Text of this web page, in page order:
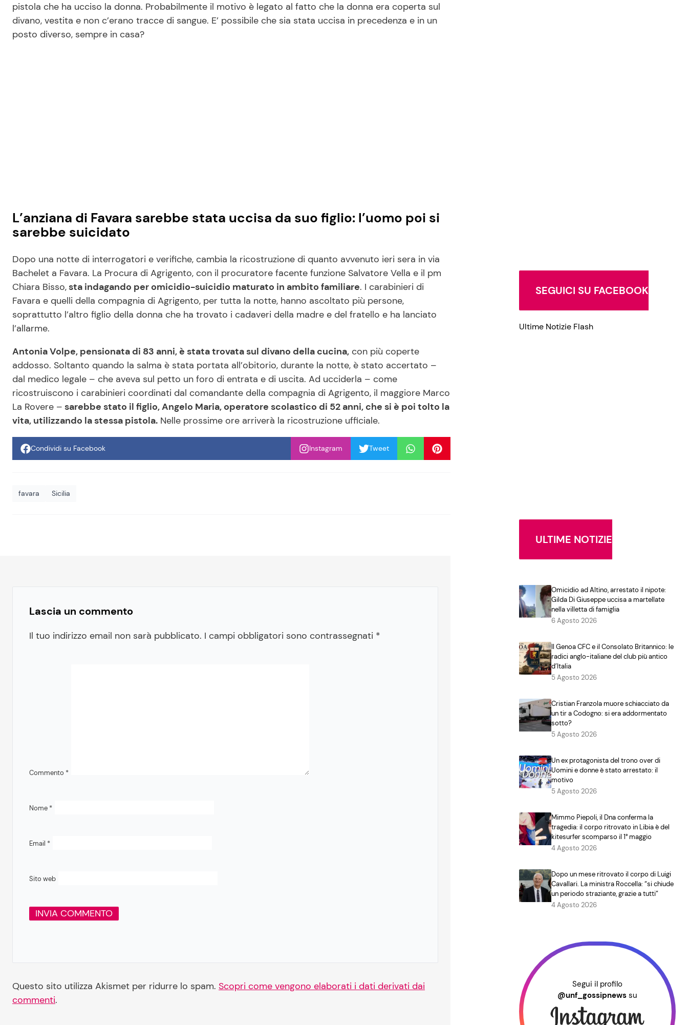
pistola che ha ucciso la donna. Probabilmente il motivo è legato al fatto che la donna era coperta sul
divano, vestita e non c’erano tracce di sangue. E’ possibile che sia stata uccisa in precedenza e in un
posto diverso, sempre in casa?
L’anziana di Favara sarebbe stata uccisa da suo figlio: l’uomo poi si
sarebbe suicidato
Dopo una notte di interrogatori e verifiche, cambia la ricostruzione di quanto avvenuto ieri sera in via
Bachelet a Favara. La Procura di Agrigento, con il procuratore facente funzione Salvatore Vella e il pm
Chiara Bisso,sta indagando per omicidio-suicidio maturato in ambito familiare. I carabinieri di
Favara e quelli della compagnia di Agrigento, per tutta la notte, hanno ascoltato più persone,
soprattutto l’altro figlio della donna che ha trovato i cadaveri della madre e del fratello e ha lanciato
l’allarme.
Antonia Volpe, pensionata di 83 anni, è stata trovata sul divano della cucina, con più coperte
addosso. Soltanto quando la salma è stata portata all’obitorio, durante la notte, è stato accertato –
dal medico legale – che aveva sul petto un foro di entrata e di uscita. Ad ucciderla – come
ricostruiscono i carabinieri coordinati dal comandante della compagnia di Agrigento, il maggiore Marco
La Rovere – sarebbe stato il figlio, Angelo Maria, operatore scolastico di 52 anni, che si è poi tolto la
vita, utilizzando la stessa pistola. Nelle prossime ore arriverà la ricostruzione ufficiale.
Condividi su Facebook Instagram Tweet
favara Sicilia
Lascia un commento
Il tuo indirizzo email non sarà pubblicato. I campi obbligatori sono contrassegnati *
Commento *
Nome *
Email *
Sito web
Questo sito utilizza Akismet per ridurre lo spam. Scopri come vengono elaborati i dati derivati dai
commenti.
SEGUICI SU FACEBOOK
Ultime Notizie Flash
ULTIME NOTIZIE
Omicidio ad Altino, arrestato il nipote:
Gilda Di Giuseppe uccisa a martellate
nella villetta di famiglia
6 Agosto 2026
Il Genoa CFC e il Consolato Britannico: le
radici anglo-italiane del club più antico
d’Italia
5 Agosto 2026
Cristian Franzola muore schiacciato da
un tir a Codogno: si era addormentato
sotto?
5 Agosto 2026
Un ex protagonista del trono over di
Uomini e donne è stato arrestato: il
motivo
5 Agosto 2026
Mimmo Piepoli, il Dna conferma la
tragedia: il corpo ritrovato in Libia è del
kitesurfer scomparso il 1° maggio
4 Agosto 2026
Dopo un mese ritrovato il corpo di Luigi
Cavallari. La ministra Roccella: “si chiude
un periodo straziante, grazie a tutti”
4 Agosto 2026
Segui il profilo
@unf_gossipnews su